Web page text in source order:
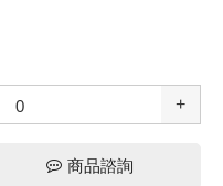
+
商品諮詢